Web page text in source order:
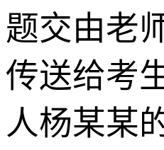
题交由老
传送给考
人杨某某